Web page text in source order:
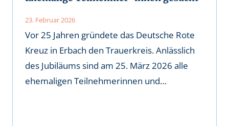
23. Februar 2026
Vor 25 Jahren gründete das Deutsche Rote
Kreuz in Erbach den Trauerkreis. Anlässlich
des Jubiläums sind am 25. März 2026 alle
ehemaligen Teilnehmerinnen und…